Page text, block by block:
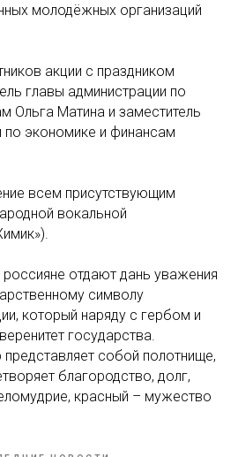
молодёжных организаций
акции с праздником
главы администрации по
Ольга Матина и заместитель
по экономике и финансам
всем присутствующим
вокальной
отдают дань уважения
символу
который наряду с гербом и
государства.
собой полотнище,
благородство, долг,
красный – мужество